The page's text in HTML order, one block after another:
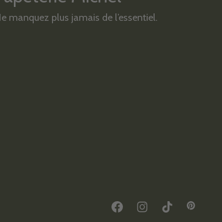
manquez plus jamais de l’essentiel.